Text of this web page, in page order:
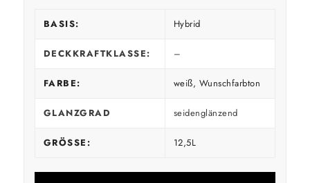
BASIS: Hybrid
DECKKRAFTKLASSE: –
FARBE: weiß, Wunschfarbton
GLANZGRAD seidenglänzend
GRÖSSE: 12,5L